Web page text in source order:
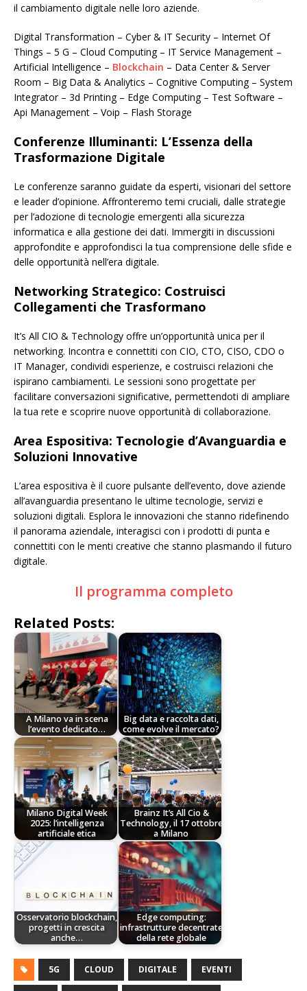
il cambiamento digitale nelle loro aziende.
Digital Transformation – Cyber & IT Security – Internet Of
Things – 5 G – Cloud Computing – IT Service Management –
Artificial Intelligence – Blockchain – Data Center & Server
Room – Big Data & Analiytics – Cognitive Computing – System
Integrator – 3d Printing – Edge Computing – Test Software –
Api Management – Voip – Flash Storage
Conferenze Illuminanti: L’Essenza della
Trasformazione Digitale
Le conferenze saranno guidate da esperti, visionari del settore
e leader d’opinione. Affronteremo temi cruciali, dalle strategie
per l’adozione di tecnologie emergenti alla sicurezza
informatica e alla gestione dei dati. Immergiti in discussioni
approfondite e approfondisci la tua comprensione delle sfide e
delle opportunità nell’era digitale.
Networking Strategico: Costruisci
Collegamenti che Trasformano
It’s All CIO & Technology offre un’opportunità unica per il
networking. Incontra e connettiti con CIO, CTO, CISO, CDO o
IT Manager, condividi esperienze, e costruisci relazioni che
ispirano cambiamenti. Le sessioni sono progettate per
facilitare conversazioni significative, permettendoti di ampliare
la tua rete e scoprire nuove opportunità di collaborazione.
Area Espositiva: Tecnologie d’Avanguardia e
Soluzioni Innovative
L’area espositiva è il cuore pulsante dell’evento, dove aziende
all’avanguardia presentano le ultime tecnologie, servizi e
soluzioni digitali. Esplora le innovazioni che stanno ridefinendo
il panorama aziendale, interagisci con i prodotti di punta e
connettiti con le menti creative che stanno plasmando il futuro
digitale.
Il programma completo
Related Posts:
A Milano va in scena
l’evento dedicato…
Big data e raccolta dati,
come evolve il mercato?
Milano Digital Week
2025: l’intelligenza
artificiale etica
Brainz It’s All Cio &
Technology, il 17 ottobre
a Milano
Osservatorio blockchain,
progetti in crescita
anche…
Edge computing:
infrastrutture decentrate
della rete globale
5G CLOUD DIGITALE EVENTI